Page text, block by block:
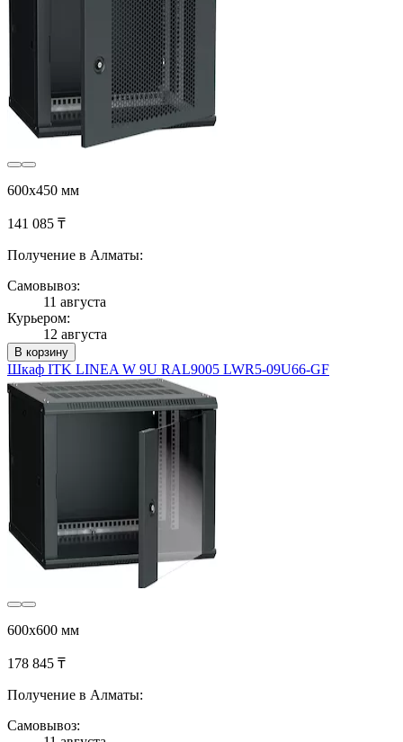
600x450 мм
141 085 ₸
Получение в Алматы:
Самовывоз:
11 августа
Курьером:
12 августа
В корзину
Шкаф ITK LINEA W 9U RAL9005 LWR5-09U66-GF
600x600 мм
178 845 ₸
Получение в Алматы:
Самовывоз: